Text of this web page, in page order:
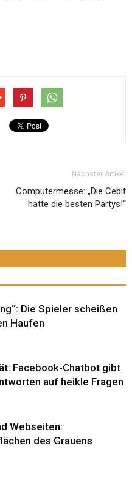
Nächster Artikel
Computermesse: „Die Cebit
hatte die besten Partys!“
Die Spieler scheißen
Haufen
Facebook-Chatbot gibt
auf heikle Fragen
Webseiten:
des Grauens